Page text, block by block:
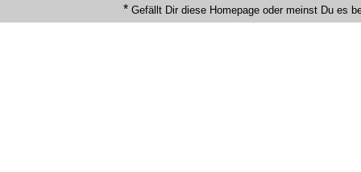
* Gefällt Dir diese Homepage oder meinst Du es